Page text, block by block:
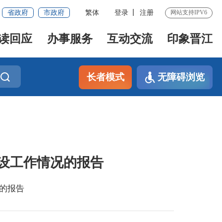
省政府 市政府 繁体 登录 注册 网站支持IPV6
回应 办事服务 互动交流 印象晋江
长者模式 无障碍浏览
工作情况的报告
报告